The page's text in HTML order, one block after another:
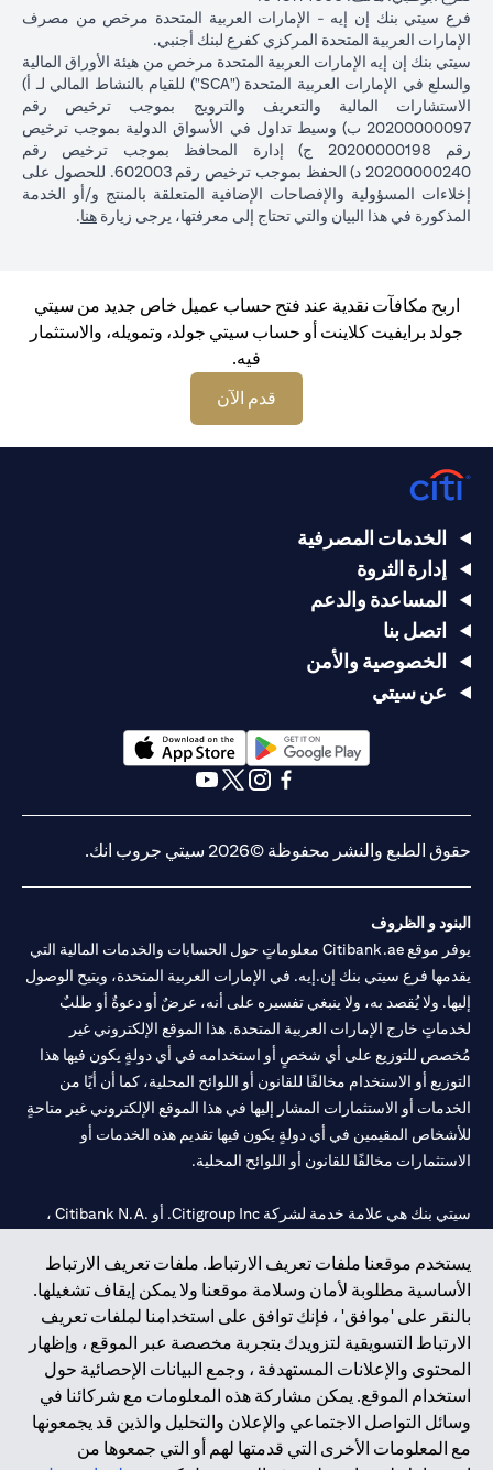
فرع سيتي بنك إن إيه - الإمارات العربية المتحدة مرخص من مصرف
الإمارات العربية المتحدة المركزي كفرع لبنك أجنبي.
سيتي بنك إن إيه الإمارات العربية المتحدة مرخص من هيئة الأوراق المالية
والسلع في الإمارات العربية المتحدة ("SCA") للقيام بالنشاط المالي لـ أ)
الاستشارات المالية والتعريف والترويج بموجب ترخيص رقم
20200000097 ب) وسيط تداول في الأسواق الدولية بموجب ترخيص
رقم 20200000198 ج) إدارة المحافظ بموجب ترخيص رقم
20200000240 د) الحفظ بموجب ترخيص رقم 602003. للحصول على
إخلاءات المسؤولية والإفصاحات الإضافية المتعلقة بالمنتج و/أو الخدمة
المذكورة في هذا البيان والتي تحتاج إلى معرفتها، يرجى زيارة هنا.
اربح مكافآت نقدية عند فتح حساب عميل خاص جديد من سيتي
جولد برايفيت كلاينت أو حساب سيتي جولد، وتمويله، والاستثمار
فيه.
قدم الآن
يستخدم موقعنا ملفات تعريف الارتباط. ملفات تعريف الارتباط
الأساسية مطلوبة لأمان وسلامة موقعنا ولا يمكن إيقاف تشغيلها.
بالنقر على 'موافق' ، فإنك توافق على استخدامنا لملفات تعريف
الارتباط التسويقية لتزويدك بتجربة مخصصة عبر الموقع ، وإظهار
المحتوى والإعلانات المستهدفة ، وجمع البيانات الإحصائية حول
استخدام الموقع. يمكن مشاركة هذه المعلومات مع شركائنا في
وسائل التواصل الاجتماعي والإعلان والتحليل والذين قد يجمعونها
مع المعلومات الأخرى التي قدمتها لهم أو التي جمعوها من
الخدمات المصرفية
إدارة الثروة
المساعدة والدعم
اتصل بنا
الخصوصية والأمن
عن سيتي
(opens in a new tab)
حقوق الطبع والنشر محفوظة ©2026 سيتي جروب انك.
البنود و الظروف
يوفر موقع Citibank.ae معلوماتٍ حول الحسابات والخدمات المالية التي
يقدمها فرع سيتي بنك إن.إيه. في الإمارات العربية المتحدة، ويتيح الوصول
إليها. ولا يُقصد به، ولا ينبغي تفسيره على أنه، عرضٌ أو دعوةٌ أو طلبٌ
لخدماتٍ خارج الإمارات العربية المتحدة. هذا الموقع الإلكتروني غير
مُخصص للتوزيع على أي شخصٍ أو استخدامه في أي دولةٍ يكون فيها هذا
التوزيع أو الاستخدام مخالفًا للقانون أو اللوائح المحلية، كما أن أيًا من
الخدمات أو الاستثمارات المشار إليها في هذا الموقع الإلكتروني غير متاحةٍ
للأشخاص المقيمين في أي دولةٍ يكون فيها تقديم هذه الخدمات أو
الاستثمارات مخالفًا للقانون أو اللوائح المحلية.
سيتي بنك هي علامة خدمة لشركة Citigroup Inc. أو .Citibank N.A ،
سيتي بنك إن. إيه. الإمارات مسجل لدى مصرف الإمارات المركزي تحت
أرقام التراخيص 202563 لفرع الوصل في دبي، 531989 لفرع مول
الإمارات في دبي، وCN-1002019لفرع أبوظبي. هاتف: 4000 311 04.
فرع سيتي بنك إن إيه - الإمارات العربية المتحدة مرخص من مصرف
الإمارات العربية المتحدة المركزي كفرع لبنك أجنبي.
سيتي بنك إن إيه الإمارات العربية المتحدة مرخص من هيئة الأوراق المالية
والسلع في الإمارات العربية المتحدة ("SCA") للقيام بالنشاط المالي لـ أ)